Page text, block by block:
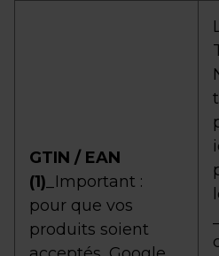
GTIN / EAN
(1) _Important :
pour que vos
produits soient